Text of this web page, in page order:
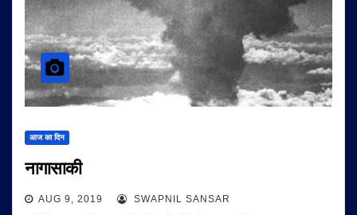
आज का दिन
नागासाकी
AUG 9, 2019 SWAPNIL SANSAR